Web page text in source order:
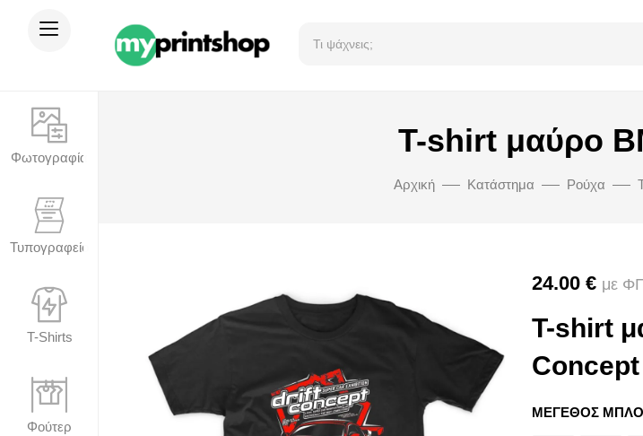
Φωτογραφία
Τυπογραφείο
T-Shirts
Φούτερ
T-shirt μαύρο
Αρχική Κατάστημα Ρούχα
24.00€ με
T-shirt
Concept
ΜΕΓΕΘΟΣ